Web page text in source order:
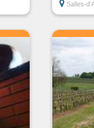
Salles-